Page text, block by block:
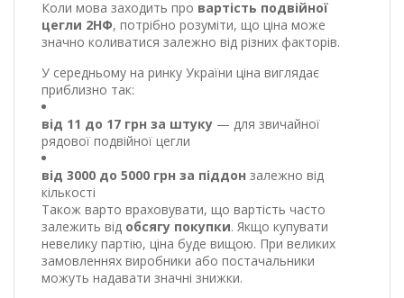
Коли мова заходить про вартість подвійної
цегли 2НФ, потрібно розуміти, що ціна може
значно коливатися залежно від різних факторів.
У середньому на ринку України ціна виглядає
приблизно так:
від 11 до 17 грн за штуку — для звичайної
рядової подвійної цегли
від 3000 до 5000 грн за піддон залежно від
кількості
Також варто враховувати, що вартість часто
залежить від обсягу покупки. Якщо купувати
невелику партію, ціна буде вищою. При великих
замовленнях виробники або постачальники
можуть надавати значні знижки.